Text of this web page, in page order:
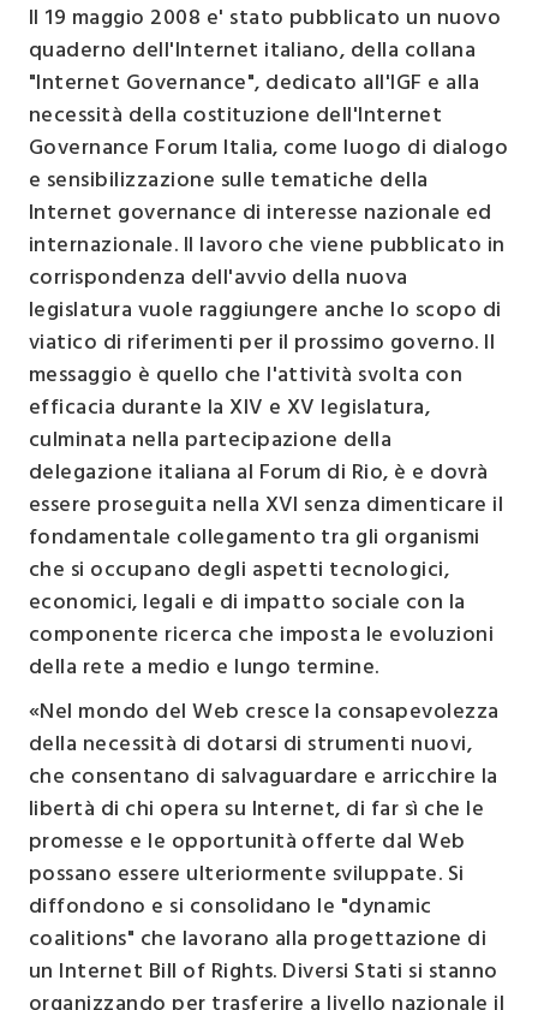
Il 19 maggio 2008 e' stato pubblicato un nuovo
quaderno dell'Internet italiano, della collana
"Internet Governance", dedicato all'IGF e alla
necessità della costituzione dell'Internet
Governance Forum Italia, come luogo di dialogo
e sensibilizzazione sulle tematiche della
Internet governance di interesse nazionale ed
internazionale. Il lavoro che viene pubblicato in
corrispondenza dell'avvio della nuova
legislatura vuole raggiungere anche lo scopo di
viatico di riferimenti per il prossimo governo. Il
messaggio è quello che l'attività svolta con
efficacia durante la XIV e XV legislatura,
culminata nella partecipazione della
delegazione italiana al Forum di Rio, è e dovrà
essere proseguita nella XVI senza dimenticare il
fondamentale collegamento tra gli organismi
che si occupano degli aspetti tecnologici,
economici, legali e di impatto sociale con la
componente ricerca che imposta le evoluzioni
della rete a medio e lungo termine.
«Nel mondo del Web cresce la consapevolezza
della necessità di dotarsi di strumenti nuovi,
che consentano di salvaguardare e arricchire la
libertà di chi opera su Internet, di far sì che le
promesse e le opportunità offerte dal Web
possano essere ulteriormente sviluppate. Si
diffondono e si consolidano le "dynamic
coalitions" che lavorano alla progettazione di
un Internet Bill of Rights. Diversi Stati si stanno